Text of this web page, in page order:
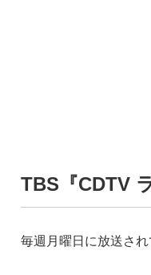
TBS『CDTV
毎週月曜日に放送さ